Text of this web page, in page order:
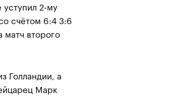
2-му
счётом 6:4 3:6
матч второго
Голландии, а
Марк